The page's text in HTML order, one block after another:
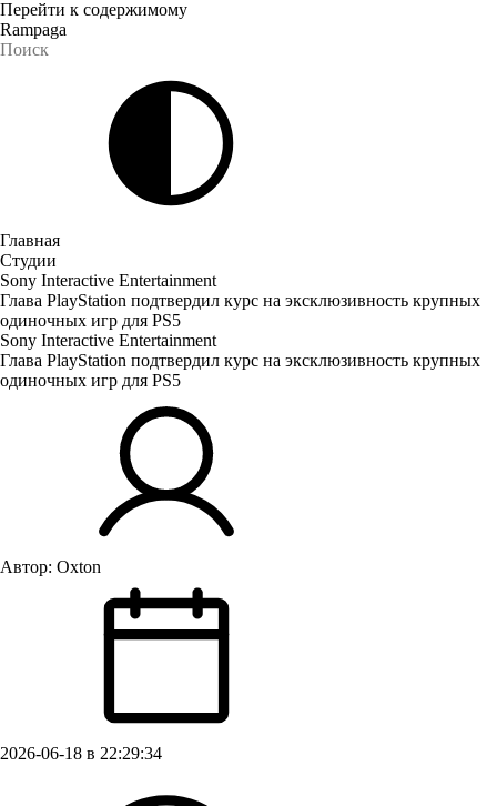
Перейти к содержимому
Rampaga
Главная
Студии
Sony Interactive Entertainment
Глава PlayStation подтвердил курс на эксклюзивность крупных
одиночных игр для PS5
Sony Interactive Entertainment
Глава PlayStation подтвердил курс на эксклюзивность крупных
одиночных игр для PS5
Автор: Oxton
2026-06-18 в 22:29:34